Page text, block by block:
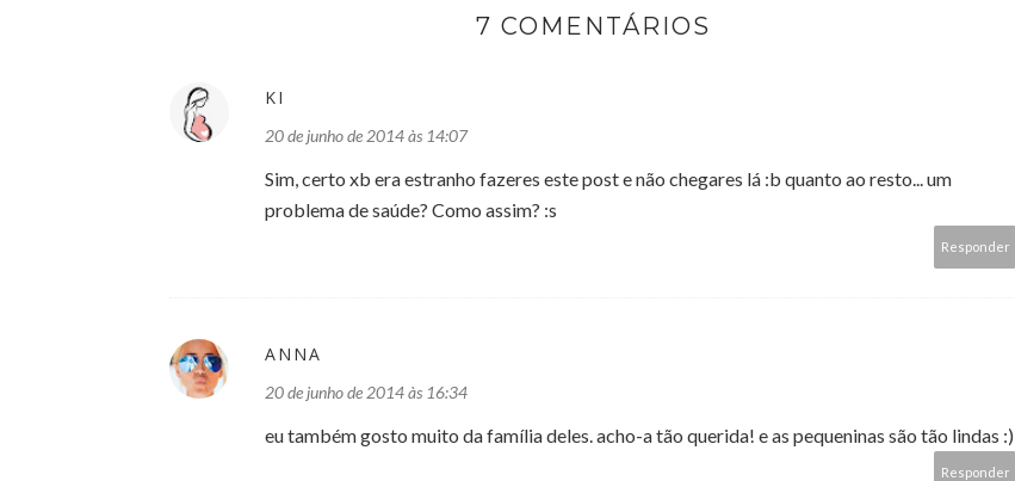
7 COMENTÁRIOS
KI
20 de junho de 2014 às 14:07
Sim, certo xb era estranho fazeres este post e não chegares lá :b quanto ao resto... um
problema de saúde? Como assim? :s
Responder
ANNA
20 de junho de 2014 às 16:34
eu também gosto muito da família deles. acho-a tão querida! e as pequeninas são tão lindas :)
Responder